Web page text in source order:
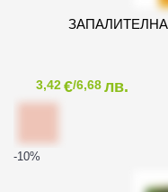
ЗАПАЛИТЕЛНА
3,42€/6,68лв.
-10%